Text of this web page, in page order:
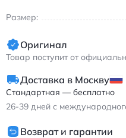
Размер:
Оригинал
Товар поступит от
Доставка в Москву
Стандартная — бесплатно
26-39 дней с
Возврат и гарантии